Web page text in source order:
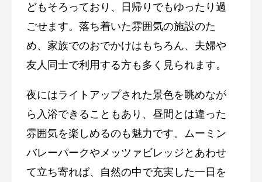
どもそろっており、日帰りでもゆったり過
ごせます。落ち着いた雰囲気の施設のた
め、家族でのおでかけはもちろん、夫婦や
友人同士で利用する方も多く見られます。
夜にはライトアップされた景色を眺めなが
ら入浴できることもあり、昼間とは違った
雰囲気を楽しめるのも魅力です。ムーミン
バレーパークやメッツァビレッジとあわせ
て立ち寄れば、自然の中で充実した一日を